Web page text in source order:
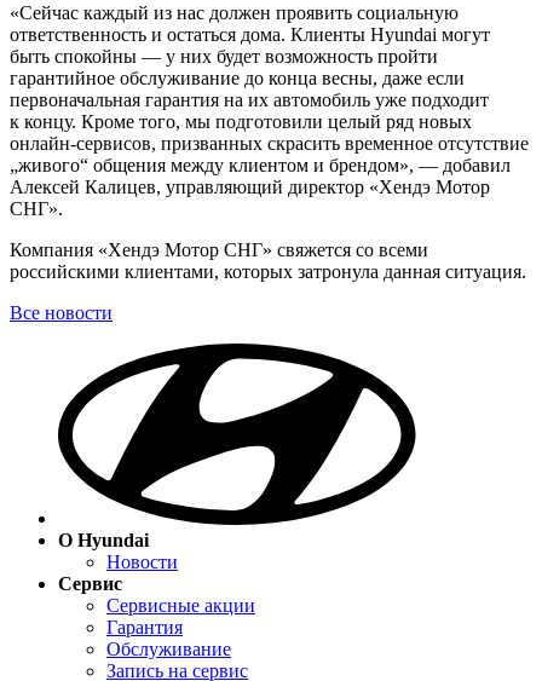
«Сейчас каждый из нас должен проявить социальную
ответственность и остаться дома. Клиенты Hyundai могут
быть спокойны — у них будет возможность пройти
гарантийное обслуживание до конца весны, даже если
первоначальная гарантия на их автомобиль уже подходит
к концу. Кроме того, мы подготовили целый ряд новых
онлайн-сервисов, призванных скрасить временное отсутствие
„живого“ общения между клиентом и брендом», — добавил
Алексей Калицев, управляющий директор «Хендэ Мотор
СНГ».
Компания «Хендэ Мотор СНГ» свяжется со всеми
российскими клиентами, которых затронула данная ситуация.
Все новости
О Hyundai
Новости
Сервис
Сервисные акции
Гарантия
Обслуживание
Запись на сервис